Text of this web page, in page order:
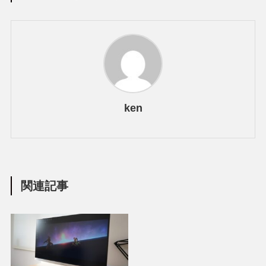
ken
関連記事